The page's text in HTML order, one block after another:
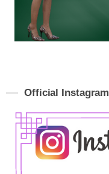
Official Instagram